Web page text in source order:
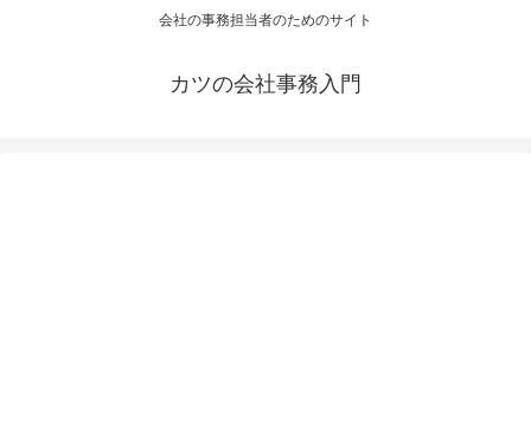
会社の事務担当者のためのサイト
カツの会社事務入門